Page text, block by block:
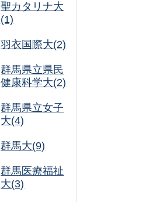
聖カタリナ大
(1)
羽衣国際大(2)
群馬県立県民
健康科学大(2)
群馬県立女子
大(4)
群馬大(9)
群馬医療福祉
大(3)